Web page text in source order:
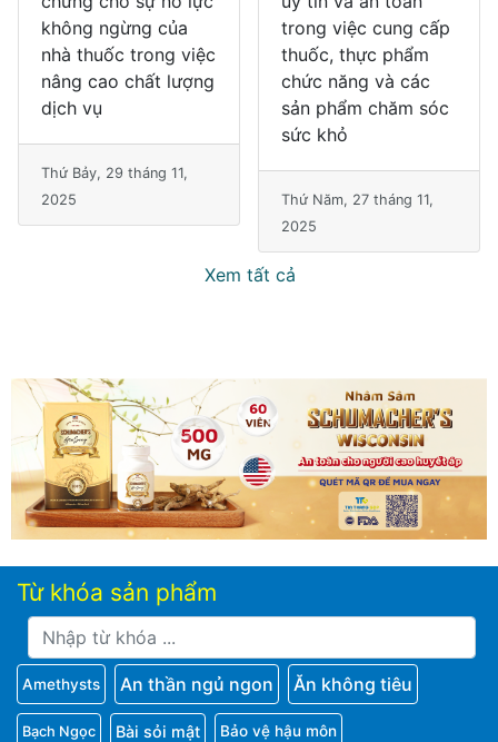
không ngừng của
nhà thuốc trong việc
nâng cao chất lượng
dịch vụ
Thứ Bảy, 29 tháng 11,
2025
trong việc cung cấp
thuốc, thực phẩm
chức năng và các
sản phẩm chăm sóc
sức khỏ
Thứ Năm, 27 tháng 11,
2025
Xem tất cả
Từ khóa sản phẩm
Amethysts An thần ngủ ngon Ăn không tiêu
Bạch Ngọc Bài sỏi mật Bảo vệ hậu môn